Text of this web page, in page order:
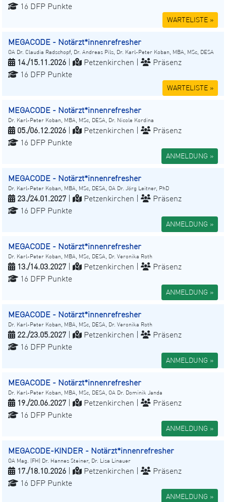
16 DFP Punkte
WARTELISTE »
MEGACODE - Notärzt*innenrefresher
OA Dr. Claudia Radschopf, Dr. Andreas Pils, Dr. Karl-Peter Koban, MBA, MSc, DESA
14./15.11.2026 Petzenkirchen |
Präsenz
16 DFP Punkte
WARTELISTE »
MEGACODE - Notärzt*innenrefresher
Dr. Karl-Peter Koban, MBA, MSc, DESA, Dr. Nicole Kordina
05./06.12.2026 Petzenkirchen |
Präsenz
16 DFP Punkte
ANMELDUNG »
MEGACODE - Notärzt*innenrefresher
Dr. Karl-Peter Koban, MBA, MSc, DESA, OA Dr. Jörg Leitner, PhD
23./24.01.2027 Petzenkirchen |
Präsenz
16 DFP Punkte
ANMELDUNG »
MEGACODE - Notärzt*innenrefresher
Dr. Karl-Peter Koban, MBA, MSc, DESA, Dr. Veronika Roth
13./14.03.2027 Petzenkirchen |
Präsenz
16 DFP Punkte
ANMELDUNG »
MEGACODE - Notärzt*innenrefresher
Dr. Karl-Peter Koban, MBA, MSc, DESA, Dr. Veronika Roth
22./23.05.2027 Petzenkirchen |
Präsenz
16 DFP Punkte
ANMELDUNG »
MEGACODE - Notärzt*innenrefresher
Dr. Karl-Peter Koban, MBA, MSc, DESA, OA Dr. Dominik Janda
19./20.06.2027 Petzenkirchen |
Präsenz
16 DFP Punkte
ANMELDUNG »
MEGACODE-KINDER - Notärzt*innenrefresher
OA Mag. (FH) Dr. Hannes Steiner, Dr. Lisa Linauer
17./18.10.2026 Petzenkirchen |
Präsenz
16 DFP Punkte
ANMELDUNG »